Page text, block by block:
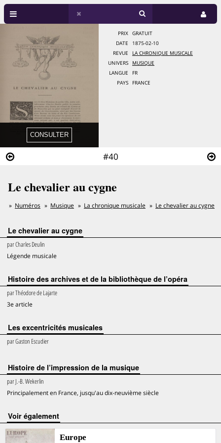
#40
PRIX
GRATUIT
DATE
1875-02-10
REVUE
LA CHRONIQUE MUSICALE
UNIVERS
MUSIQUE
LANGUE
FR
PAYS
FRANCE
Le chevalier au cygne
Numéros Musique La chronique musicale Le chevalier au cygne
Le chevalier au cygne
parCharles Deulin
Légende musicale
Histoire des archives et de la bibliothèque de l’opéra
parThéodore de Lajarte
3e article
Les excentricités musicales
parGaston Escudier
Histoire de l’impression de la musique
parJ.-B. Wekerlin
Principalement en France, jusqu'au dix-neuvième siècle
voir également
Europe